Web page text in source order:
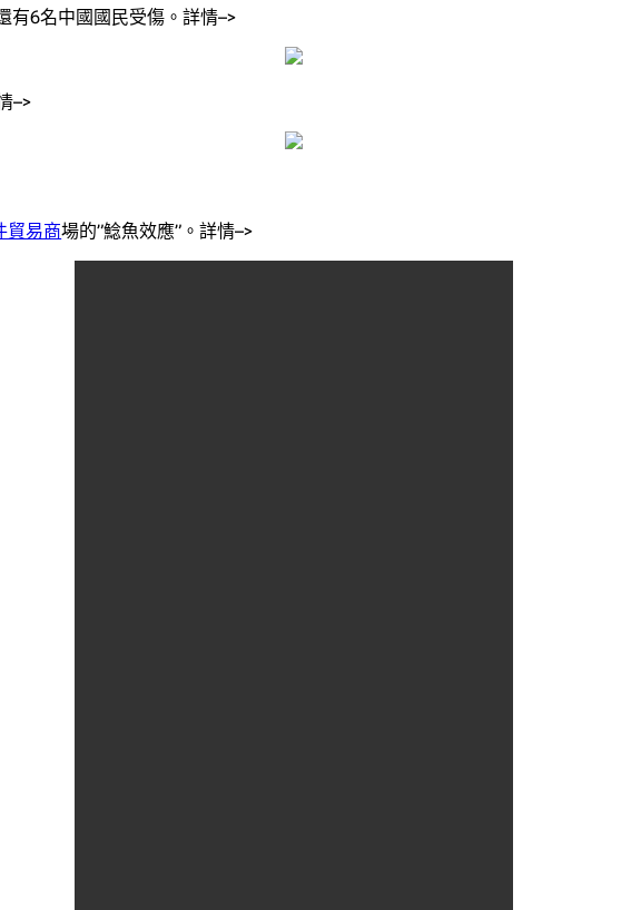
6名中國國民受傷。詳情–>
–>
貿易商場的”鯰魚效應”。詳情–>